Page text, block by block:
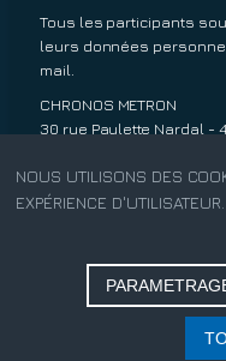
Rechercher
NOUS UTILISONS DES
EXPÉRIENCE D'UTILISATEUR.
EPREUVES
CONTACT
CHRONOS METRON
30 rue Paulette Nardal -
Conditions de ventes.
Mentions légales.
Tous les participants
leurs données
mail